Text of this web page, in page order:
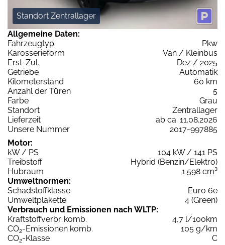
Standort Zentrallager
Allgemeine Daten:
Fahrzeugtyp
Pkw
Karosserieform
Van / Kleinbus
Erst-Zul.
Dez / 2025
Getriebe
Automatik
Kilometerstand
60 km
Anzahl der Türen
5
Farbe
Grau
Standort
Zentrallager
Lieferzeit
ab ca. 11.08.2026
Unsere Nummer
2017-997885
Motor:
kW / PS
104 kW / 141 PS
Treibstoff
Hybrid (Benzin/Elektro)
Hubraum
1.598 cm³
Umweltnormen:
Schadstoffklasse
Euro 6e
Umweltplakette
4 (Green)
Verbrauch und Emissionen nach WLTP:
Kraftstoffverbr. komb.
4,7 l/100km
CO2-Emissionen komb.
105 g/km
CO2-Klasse
C